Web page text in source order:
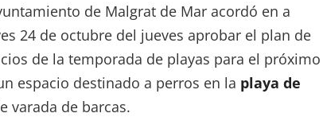
de Malgrat de Mar acordó en a
24 de octubre del jueves aprobar el plan de
de la temporada de playas para el próximo
espacio destinado a perros en la playa de
varada de barcas.